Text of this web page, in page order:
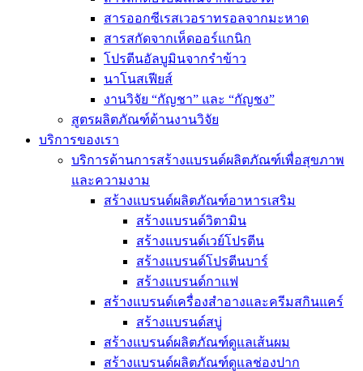
สารออกซีเรสเวอราทรอลจากมะหาด
สารสกัดจากเห็ดออร์แกนิก
โปรตีนอัลบูมินจากรำข้าว
นาโนสเฟียส์
งานวิจัย “กัญชา” และ “กัญชง”
สูตรผลิตภัณฑ์ด้านงานวิจัย
บริการของเรา
บริการด้านการสร้างแบรนด์ผลิตภัณฑ์เพื่อสุขภาพ
และความงาม
สร้างแบรนด์ผลิตภัณฑ์อาหารเสริม
สร้างแบรนด์วิตามิน
สร้างแบรนด์เวย์โปรตีน
สร้างแบรนด์โปรตีนบาร์
สร้างแบรนด์กาแฟ
สร้างแบรนด์เครื่องสำอางและครีมสกินแคร์
สร้างแบรนด์สบู่
สร้างแบรนด์ผลิตภัณฑ์ดูแลเส้นผม
สร้างแบรนด์ผลิตภัณฑ์ดูแลช่องปาก